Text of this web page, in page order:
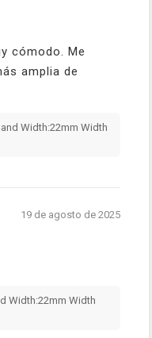
cómodo. Me
amplia de
Width:22mm Width
19 de agosto de 2025
Width:22mm Width